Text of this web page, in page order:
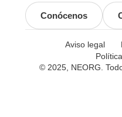
Conócenos
© 2025, NEORG.
Aviso legal